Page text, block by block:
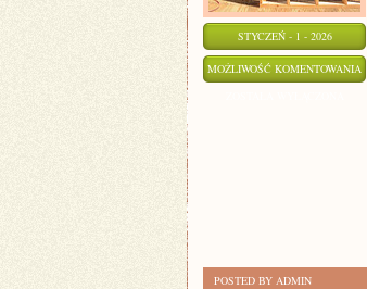
STYCZEŃ - 1 - 2026
MOŻLIWOŚĆ KOMENTOWANIA
POSTED BY ADMIN